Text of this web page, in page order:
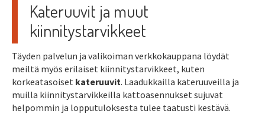
KATTOLUUKUT JA KATTOLÄPIVIENNIT
TARVIKKEET
TARJOUSTUOTTEET
PYYDÄ TARJOUS ASENNUKSESTA
Kateruuvit ja muut
kiinnitystarvikkeet
Täyden palvelun ja valikoiman verkkokauppana löydät
meiltä myös erilaiset kiinnitystarvikkeet, kuten
korkeatasoiset kateruuvit. Laadukkailla kateruuveilla ja
muilla kiinnitystarvikkeilla kattoasennukset sujuvat
helpommin ja lopputuloksesta tulee taatusti kestävä.